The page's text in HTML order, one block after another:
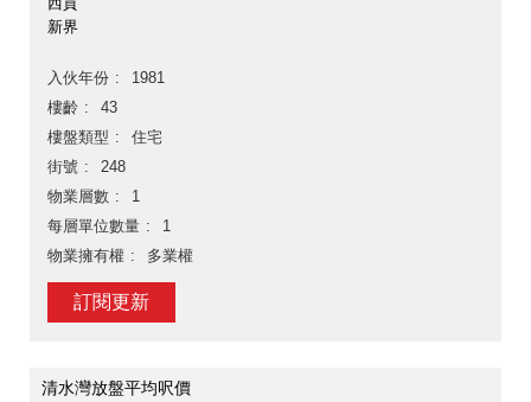
新界
入伙年份
1981
樓齡
43
樓盤類型
住宅
街號
248
物業層數
1
每層單位數量
1
物業擁有權
多業權
訂閱更新
清水灣放盤平均呎價